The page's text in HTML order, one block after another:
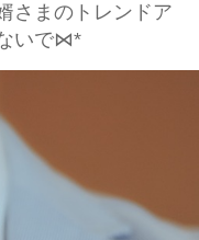
さまのトレンドア
いで⋈*